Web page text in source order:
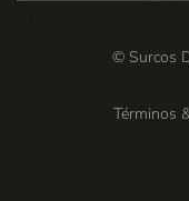
© Surcos
Términos